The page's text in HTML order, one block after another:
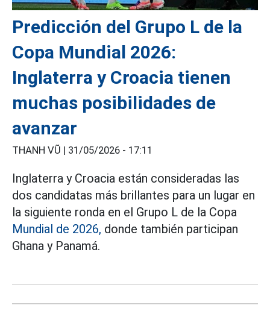
Predicción del Grupo L de la
Copa Mundial 2026:
Inglaterra y Croacia tienen
muchas posibilidades de
avanzar
THANH VŨ | 31/05/2026 - 17:11
Inglaterra y Croacia están consideradas las
dos candidatas más brillantes para un lugar en
la siguiente ronda en el Grupo L de la Copa
Mundial de 2026, donde también participan
Ghana y Panamá.